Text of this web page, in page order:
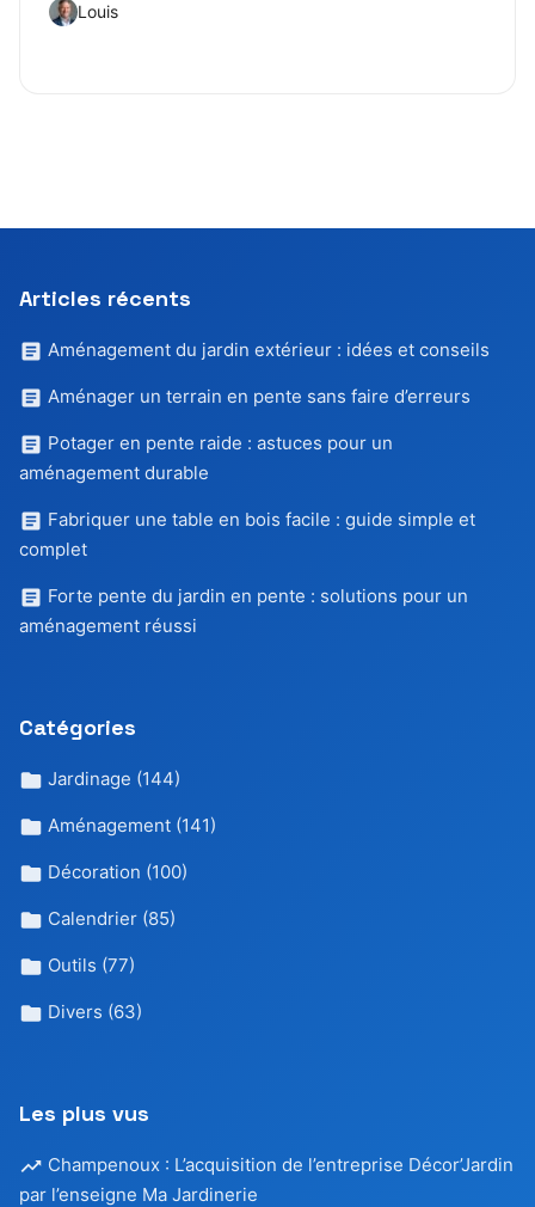
Louis
Articles récents
Aménagement du jardin extérieur : idées et conseils
Aménager un terrain en pente sans faire d’erreurs
Potager en pente raide : astuces pour un
aménagement durable
Fabriquer une table en bois facile : guide simple et
complet
Forte pente du jardin en pente : solutions pour un
aménagement réussi
Catégories
Jardinage (144)
Aménagement (141)
Décoration (100)
Calendrier (85)
Outils (77)
Divers (63)
Les plus vus
Champenoux : L’acquisition de l’entreprise Décor’Jardin
par l’enseigne Ma Jardinerie